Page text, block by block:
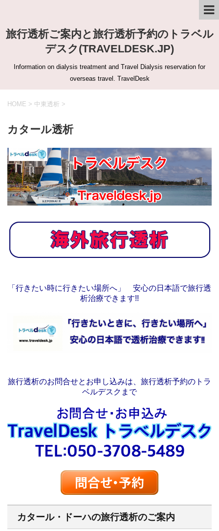
旅行透析ご案内と旅行透析予約のトラベル
デスク(TRAVELDESK.JP)
Information on dialysis treatment and Travel Dialysis reservation for
overseas travel. TravelDesk
HOME > 中東透析 >
カタール透析
「行きたい時に行きたい場所へ」 安心の日本語で旅行透
析治療できます!!
旅行透析のお問合せとお申し込みは、旅行透析予約のトラ
ベルデスクまで
カタール・ドーハの旅行透析のご案内